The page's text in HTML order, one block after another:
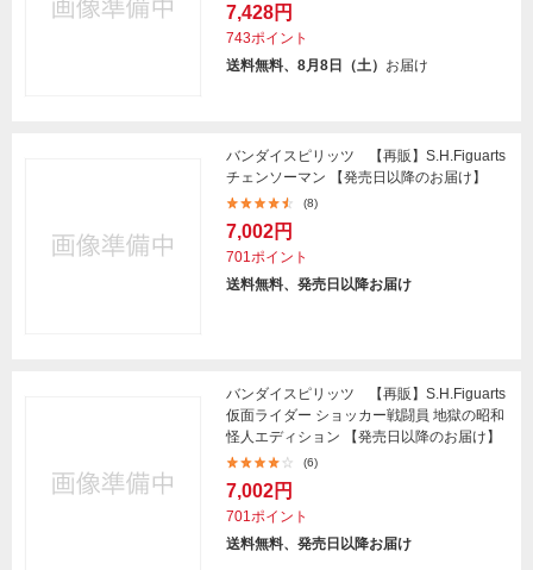
7,428円
743ポイント
送料無料、8月8日（土） お届け
バンダイスピリッツ 【再販】S.H.Figuarts
チェンソーマン 【発売日以降のお届け】
(8)
7,002円
701ポイント
送料無料、発売日以降お届け
バンダイスピリッツ 【再販】S.H.Figuarts
仮面ライダー ショッカー戦闘員 地獄の昭和
怪人エディション 【発売日以降のお届け】
(6)
7,002円
701ポイント
送料無料、発売日以降お届け